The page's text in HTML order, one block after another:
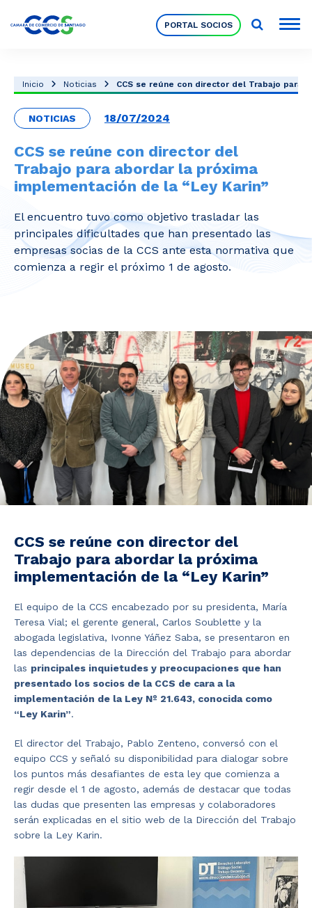
PORTAL SOCIOS
Nuestra Institución
Pilares Estratégicos
Comités de Trabajo
Eventos
CAM Santiago
Unidades de Servicios
Inicio Noticias CCS se reúne con director del Trabajo para
NOTICIAS 18/07/2024
CCS se reúne con director del
Trabajo para abordar la próxima
implementación de la “Ley Karin”
El encuentro tuvo como objetivo trasladar las
principales dificultades que han presentado las
empresas socias de la CCS ante esta normativa que
comienza a regir el próximo 1 de agosto.
CCS se reúne con director del
Trabajo para abordar la próxima
implementación de la “Ley Karin”
El equipo de la CCS encabezado por su presidenta, María
Teresa Vial; el gerente general, Carlos Soublette y la
abogada legislativa, Ivonne Yáñez Saba, se presentaron en
las dependencias de la Dirección del Trabajo para abordar
las principales inquietudes y preocupaciones que han
presentado los socios de la CCS de cara a la
implementación de la Ley Nº 21.643, conocida como
“Ley Karin”.
El director del Trabajo, Pablo Zenteno, conversó con el
equipo CCS y señaló su disponibilidad para dialogar sobre
los puntos más desafiantes de esta ley que comienza a
regir desde el 1 de agosto, además de destacar que todas
las dudas que presenten las empresas y colaboradores
serán explicadas en el sitio web de la Dirección del Trabajo
sobre la Ley Karin.